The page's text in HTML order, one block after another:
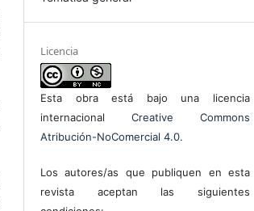
Licencia
Esta obra está bajo una licencia
internacional Creative Commons
Atribución-NoComercial 4.0.
Los autores/as que publiquen en esta
revista aceptan las siguientes